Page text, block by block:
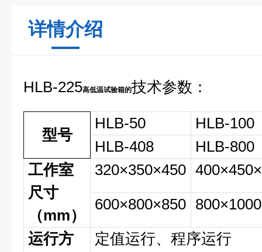
详情介绍
HLB-225高低温试验箱的技术参数：
型号
HLB-50
HLB-100
HLB-408
HLB-800
工作室
尺寸
（mm）
320×350×450
600×800×850
运行方
定值运行、程序运行